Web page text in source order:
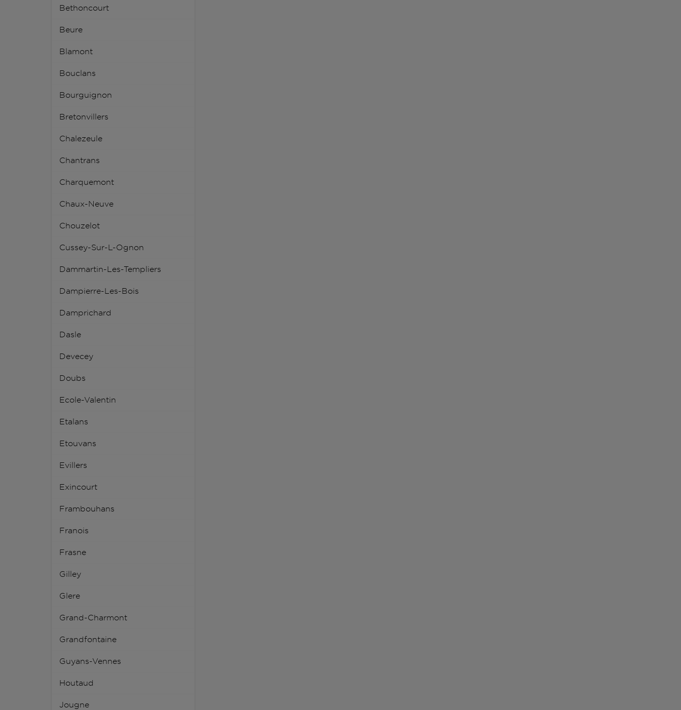
Bethoncourt
Beure
Blamont
Bouclans
Bourguignon
Bretonvillers
Chalezeule
Chantrans
Charquemont
Chaux-Neuve
Chouzelot
Cussey-Sur-L-Ognon
Dammartin-Les-Templiers
Dampierre-Les-Bois
Damprichard
Dasle
Devecey
Doubs
Ecole-Valentin
Etalans
Etouvans
Evillers
Exincourt
Frambouhans
Franois
Frasne
Gilley
Glere
Grand-Charmont
Grandfontaine
Guyans-Vennes
Houtaud
Jougne